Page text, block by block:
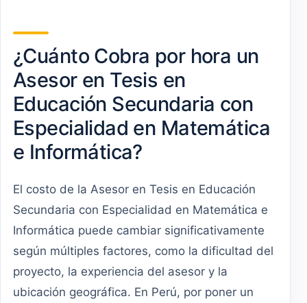
¿Cuánto Cobra por hora un
Asesor en Tesis en
Educación Secundaria con
Especialidad en Matemática
e Informática?
El costo de la Asesor en Tesis en Educación
Secundaria con Especialidad en Matemática e
Informática puede cambiar significativamente
según múltiples factores, como la dificultad del
proyecto, la experiencia del asesor y la
ubicación geográfica. En Perú, por poner un